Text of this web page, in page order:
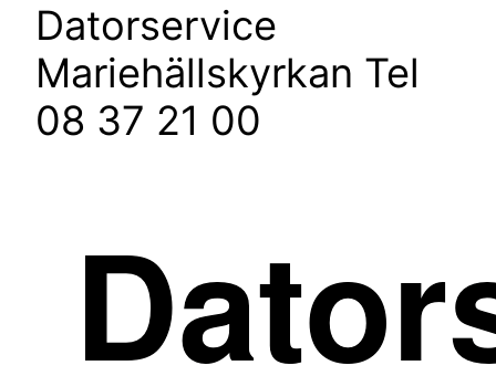
Datorservice
Mariehällskyrkan Tel
08 37 21 00